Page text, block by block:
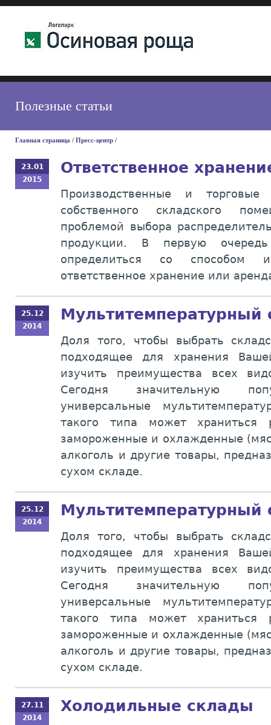
Полезные статьи
Главная страница / Пресс-центр /
23.01
2015
Ответственное
Производственные и
собственного складского
проблемой выбора
продукции. В первую
определиться со способом
ответственное хранение или
25.12
2014
Мультитемпературный
Доля того, чтобы выбрать
подходящее для хранения
изучить преимущества всех
Сегодня значительную
универсальные
такого типа может храниться
замороженные и охлажденные
алкоголь и другие товары,
сухом складе.
25.12
2014
Мультитемпературный
Доля того, чтобы выбрать
подходящее для хранения
изучить преимущества всех
Сегодня значительную
универсальные
такого типа может храниться
замороженные и охлажденные
алкоголь и другие товары,
сухом складе.
27.11
2014
Холодильные склады